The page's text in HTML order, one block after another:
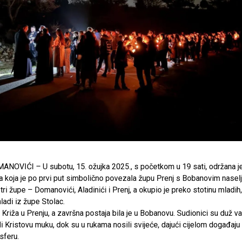
– U subotu, 15. ožujka 2025., s početkom u 19 sati, održana
koja je po prvi put simbolično povezala župu Prenj s Bobanovim
župe – Domanovići, Aladinići i Prenj, a okupio je preko stotinu
iz župe Stolac.
u Prenju, a završna postaja bila je u Bobanovu. Sudionici su duž
Kristovu muku, dok su u rukama nosili svijeće, dajući cijelom